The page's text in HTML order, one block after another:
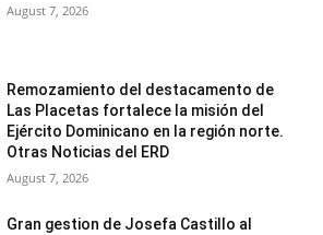
August 7, 2026
Remozamiento del destacamento de
Las Placetas fortalece la misión del
Ejército Dominicano en la región norte.
Otras Noticias del ERD
August 7, 2026
Gran gestion de Josefa Castillo al